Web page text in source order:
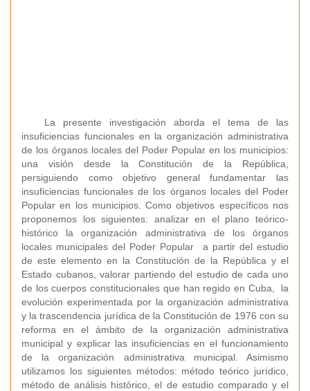
La presente investigación aborda el tema de las
insuficiencias funcionales en la organización administrativa
de los órganos locales del Poder Popular en los municipios:
una visión desde la Constitución de la República,
persiguiendo como objetivo general fundamentar las
insuficiencias funcionales de los órganos locales del Poder
Popular en los municipios. Como objetivos específicos nos
proponemos los siguientes: analizar en el plano teórico-
histórico la organización administrativa de los órganos
locales municipales del Poder Popular a partir del estudio
de este elemento en la Constitución de la República y el
Estado cubanos, valorar partiendo del estudio de cada uno
de los cuerpos constitucionales que han regido en Cuba, la
evolución experimentada por la organización administrativa
y la trascendencia jurídica de la Constitución de 1976 con su
reforma en el ámbito de la organización administrativa
municipal y explicar las insuficiencias en el funcionamiento
de la organización administrativa municipal. Asimismo
utilizamos los siguientes métodos: método teórico jurídico,
método de análisis histórico, el de estudio comparado y el